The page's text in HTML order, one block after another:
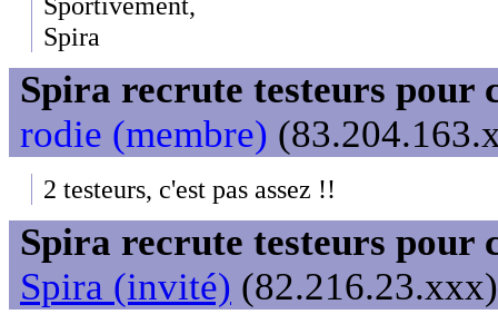
Spira
Spira recrute testeurs pour
rodie (membre)
2 testeurs, c'est pas assez !!
Spira recrute testeurs pour
Spira (invité)